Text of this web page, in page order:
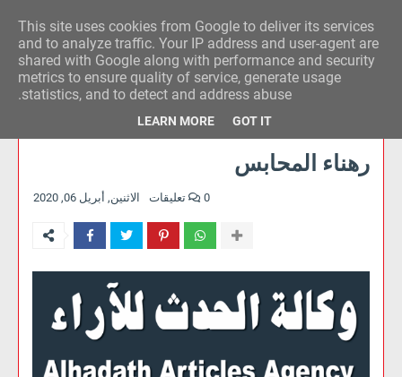
وكالة الحدث للآراء
رهناء المحابس
الاثنين, أبريل 06, 2020 0 تعليقات
This site uses cookies from Google to deliver its services
and to analyze traffic. Your IP address and user-agent are
shared with Google along with performance and security
metrics to ensure quality of service, generate usage
statistics, and to detect and address abuse.
LEARN MORE GOT IT